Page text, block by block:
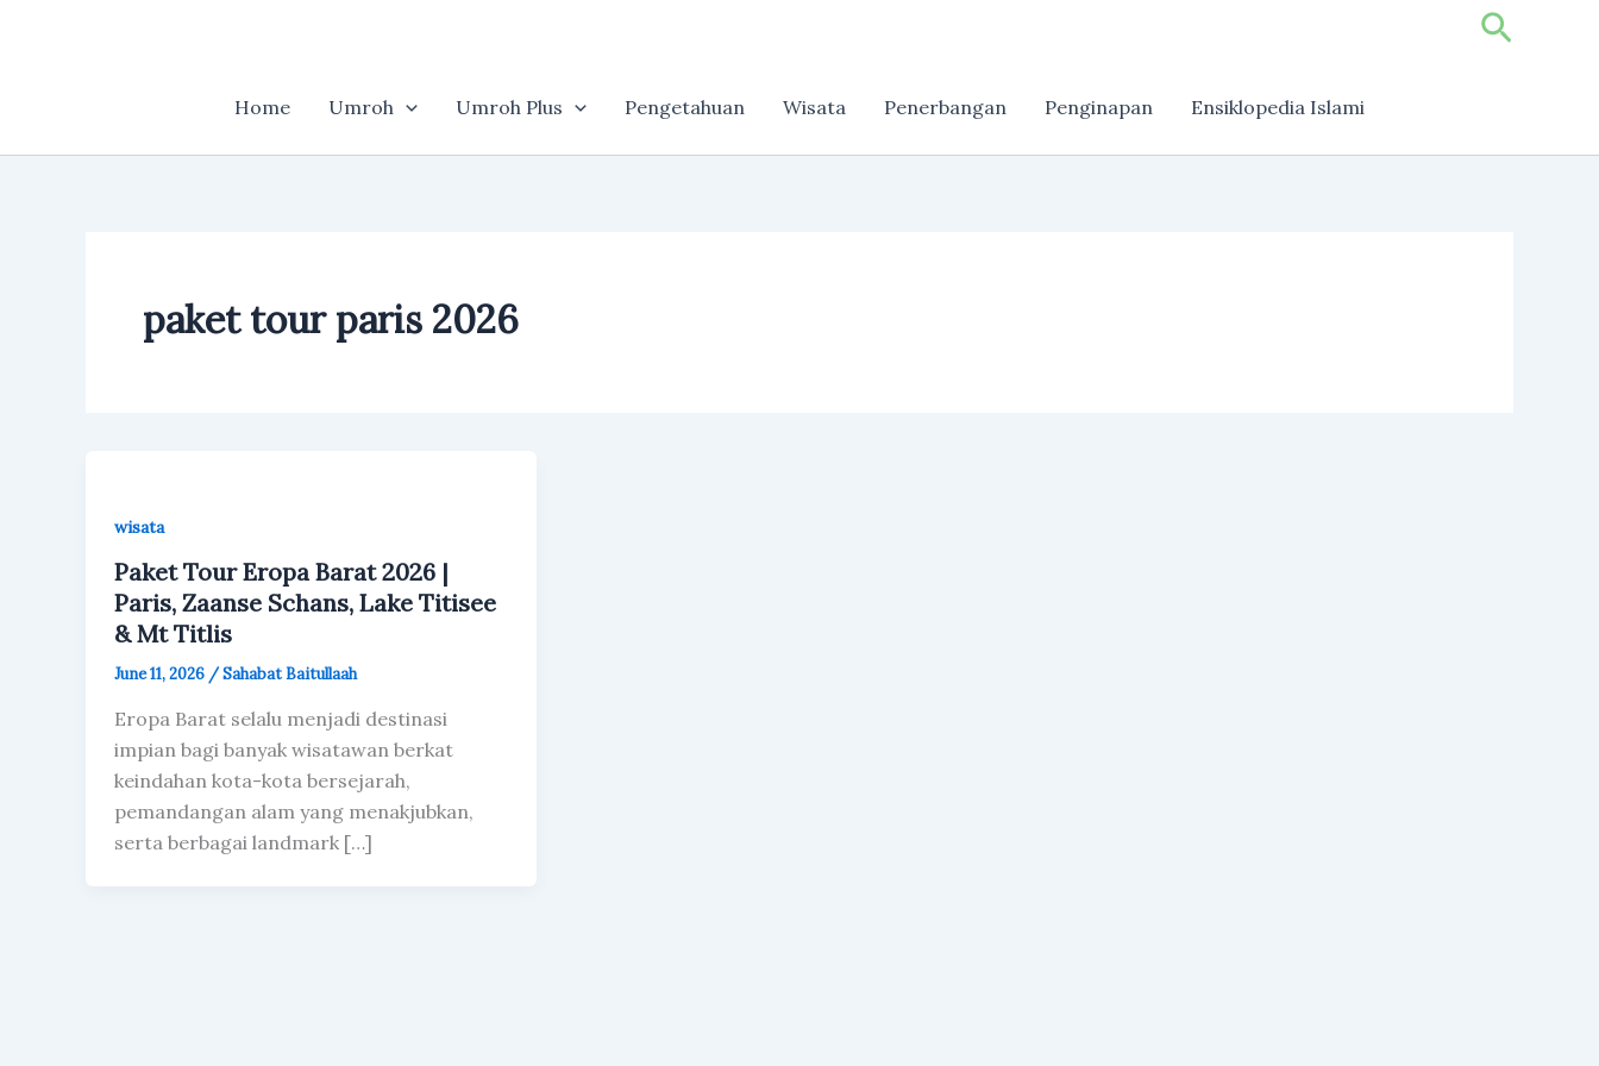
Search
Home Umroh Umroh Plus Pengetahuan Wisata Penerbangan Penginapan Ensiklopedia Islami
paket tour paris 2026
wisata
Paket Tour Eropa Barat 2026 |
Paris, Zaanse Schans, Lake Titisee
& Mt Titlis
June 11, 2026 /Sahabat Baitullaah
Eropa Barat selalu menjadi destinasi
impian bagi banyak wisatawan berkat
keindahan kota-kota bersejarah,
pemandangan alam yang menakjubkan,
serta berbagai landmark […]